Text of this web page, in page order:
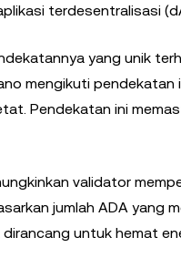
terdesentralisasi
yang unik
mengikuti
Pendekatan ini
validator
jumlah ADA yang
untuk hemat